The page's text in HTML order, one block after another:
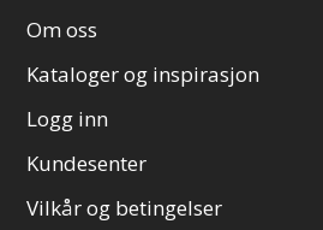
Om oss
Kataloger og inspirasjon
Logg inn
Kundesenter
Vilkår og betingelser